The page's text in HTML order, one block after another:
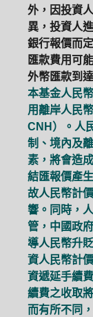
外，因投資
異，投資人
銀行報價而
匯款費用可
外幣匯款到
本基金人民
用離岸人民
CNH）。人
制、境內及
素，將會造
結匯報價產
故人民幣計
響。同時，
管，中國政
導人民幣升
資人民幣計
資遞延手續
續費之收取
而有所不同